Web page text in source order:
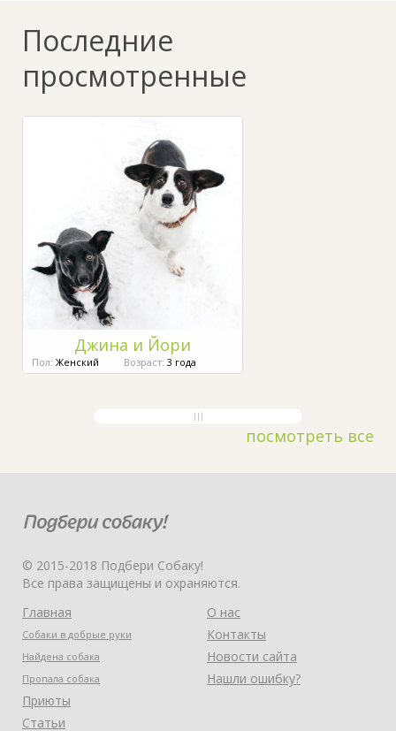
Последние
просмотренные
Джина и Йори
Пол: Женский Возраст: 3 года
посмотреть все
© 2015-2018 Подбери Собаку!
Все права защищены и охраняются.
Главная
Собаки в добрые руки
Найдена собака
Пропала собака
Приюты
Статьи
О нас
Контакты
Новости сайта
Нашли ошибку?